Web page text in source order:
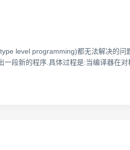
level programming)都无法解决的问
段新的程序.具体过程是:当编译器在